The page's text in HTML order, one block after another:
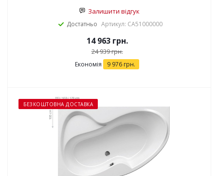
Залишити відгук
Достатньо Артикул: CA51000000
14 963грн.
24 939грн.
Економія 9 976 грн.
БЕЗКОШТОВНА ДОСТАВКА